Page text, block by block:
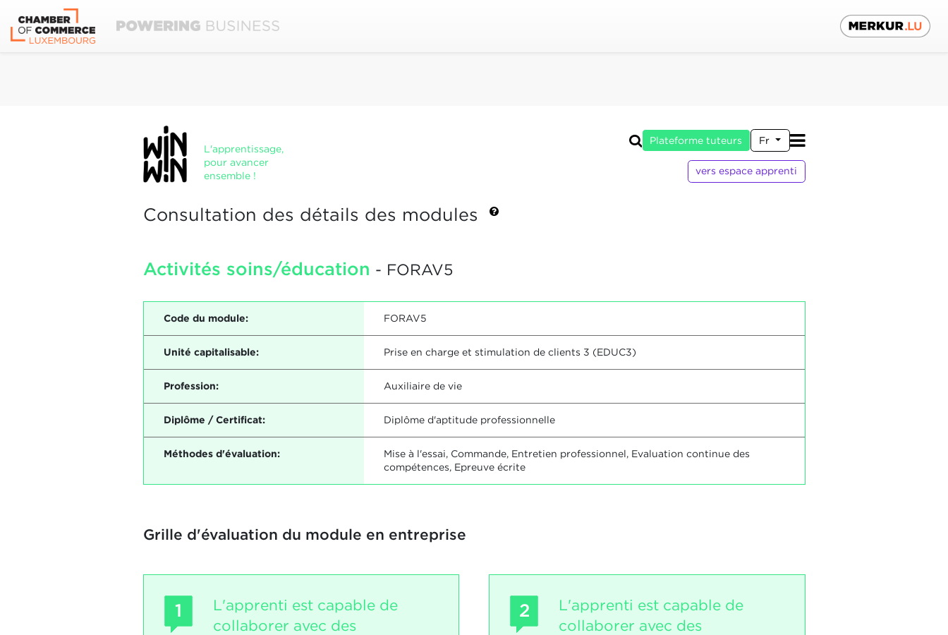
L'apprentissage,
pour avancer
ensemble !
Plateforme tuteurs Fr
vers espace apprenti
Consultation des détails des modules
Activités soins/éducation - FORAV5
Code du module: FORAV5
Unité capitalisable: Prise en charge et stimulation de clients 3 (EDUC3)
Profession: Auxiliaire de vie
Diplôme / Certificat: Diplôme d'aptitude professionnelle
Méthodes d'évaluation:
Mise à l'essai, Commande, Entretien professionnel, Evaluation continue des
compétences, Epreuve écrite
Grille d'évaluation du module en entreprise
1
L'apprenti est capable de
collaborer avec des
2
L'apprenti est capable de
collaborer avec des